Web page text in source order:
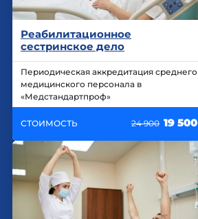
Реабилитационное
сестринское дело
Периодическая аккредитация среднего
медицинского персонала в
«Медстандартпроф»
СТОИМОСТЬ 24 900 19 500